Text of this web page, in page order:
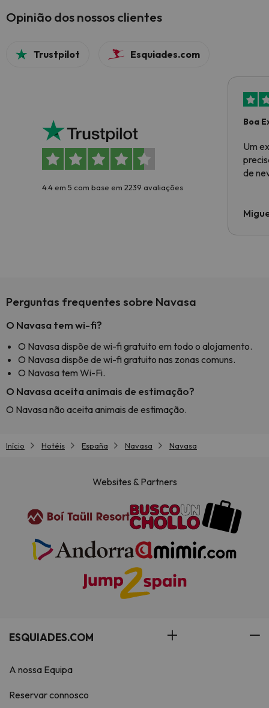
Opinião dos nossos clientes
Trustpilot Esquiades.com
4.4 em 5 com base em 2239 avaliações
Boa
Um
de
Perguntas frequentes sobre Navasa
O Navasa tem wi-fi?
O Navasa dispõe de wi-fi gratuito em todo o alojamento.
O Navasa dispõe de wi-fi gratuito nas zonas comuns.
O Navasa tem Wi-Fi.
O Navasa aceita animais de estimação?
O Navasa não aceita animais de estimação.
Início Hotéis España Navasa Navasa
Websites & Partners
ESQUIADES.COM
A nossa Equipa
Reservar connosco